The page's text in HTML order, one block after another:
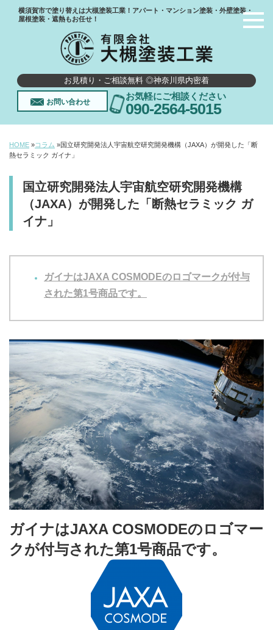
横須賀市で塗り替えは大槻塗装工業！アパート・マンション塗装・外壁塗装・
屋根塗装・遮熱もお任せ！
お見積り・ご相談無料 ◎神奈川県内密着
お問い合わせ
お気軽にご相談ください
090-2564-5015
HOME »コラム »国立研究開発法人宇宙航空研究開発機構（JAXA）が開発した「断
熱セラミック ガイナ」
国立研究開発法人宇宙航空研究開発機構
（JAXA）が開発した「断熱セラミック ガ
イナ」
ガイナはJAXA COSMODEのロゴマークが付与
された第1号商品です。
ガイナはJAXA COSMODEのロゴマー
クが付与された第1号商品です。